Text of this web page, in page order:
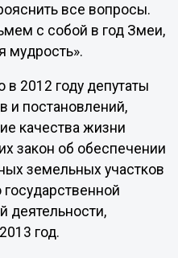
все вопросы.
с собой в год Змеи,
мудрость».
в 2012 году депутаты
и постановлений,
качества жизни
закон об обеспечении
земельных участков
деятельности,
год.